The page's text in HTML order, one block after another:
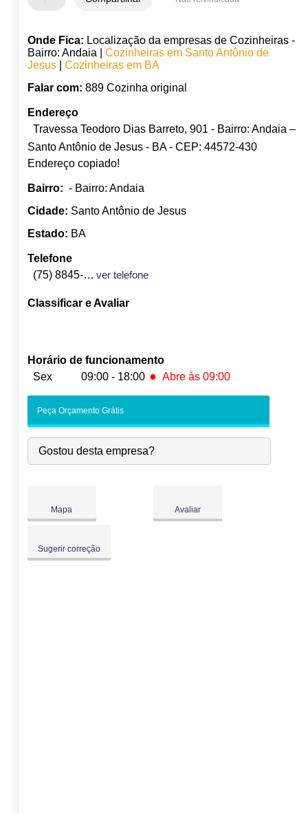
Onde Fica: Localização da empresas de Cozinheiras -
Bairro: Andaia | Cozinheiras em Santo Antônio de
Jesus| Cozinheiras em BA
Falar com: 889 Cozinha original
Endereço
Travessa Teodoro Dias Barreto, 901 - Bairro: Andaia –
Santo Antônio de Jesus - BA - CEP: 44572-430
Endereço copiado!
Bairro: - Bairro: Andaia
Cidade: Santo Antônio de Jesus
Estado: BA
Telefone
(75) 8845-2107
ver telefone
Classificar e Avaliar
Horário de funcionamento
Sex
09:00 - 18:00 ● Abre às 09:00
-
Qua:
09:00-18:00
Qui:
09:00-18:00
●
Peça Orçamento Grátis
Gostou desta empresa?
Mapa Avaliar
Sugerir correção